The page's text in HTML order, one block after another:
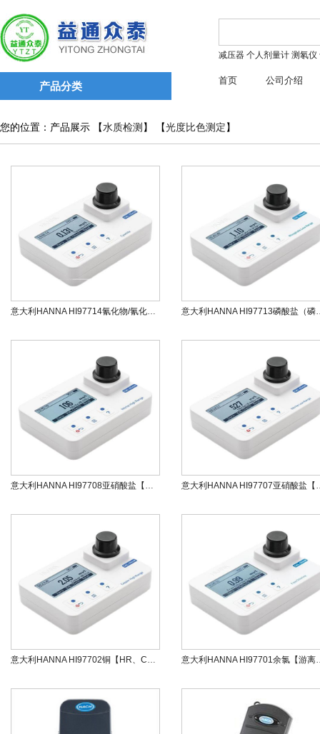
产品分类
减压器 个人剂量计 测氡仪
首页 公司介绍
您的位置：产品展示 【水质检测 】 【光度比色测定 】
意大利HANNA HI97714氰化物/氰化钾便携式防水光度计 意大利HANNA
意大利HANNA HI97708亚硝酸盐【氮】/亚硝酸钠HR便携式防水光度计 意大利HANNA
意大利HANNA HI97702铜【HR、Cu】便携式防水光度计 意大利HANNA